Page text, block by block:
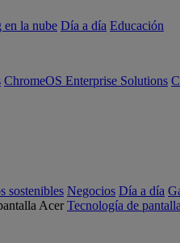
en la nube Día a día Educación
ChromeOS Enterprise Solutions
sostenibles Negocios Día a día
Tecnología de